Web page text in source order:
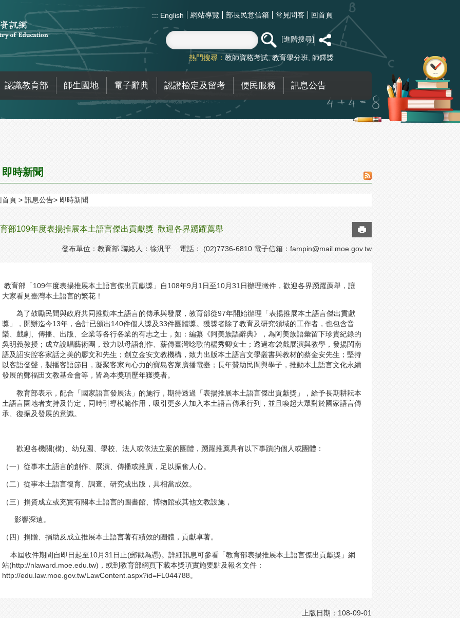
::: English 網站導覽 部長民意信箱 常見問答 回首頁
進階搜尋
熱門搜尋： 教師資格考試 教育學分班 師鐸獎
認識教育部 師生園地 電子辭典 認證檢定及留考 便民服務 訊息公告
即時新聞
首頁 訊息公告 即時新聞
部109年度表揚推展本土語言傑出貢獻獎 歡迎各界踴躍薦舉
發布單位：教育部 聯絡人：徐汎平 電話： (02)7736-6810 電子信箱： fampin@mail.moe.gov.tw
教育部「109年度表揚推展本土語言傑出貢獻獎」自108年9月1日至10月31日辦理徵件，歡迎各界踴躍薦舉，讓
大家看見臺灣本土語言的繁花！
為了鼓勵民間與政府共同推動本土語言的傳承與發展，教育部從97年開始辦理「表揚推展本土語言傑出貢獻
獎」，開辦迄今13年，合計已頒出140件個人獎及33件團體獎。獲獎者除了教育及研究領域的工作者，也包含音
樂、戲劇、傳播、出版、企業等各行各業的有志之士，如：編纂《阿美族語辭典》，為阿美族語彙留下珍貴紀錄的
吳明義教授；成立說唱藝術團，致力以母語創作、薪傳臺灣唸歌的楊秀卿女士；透過布袋戲展演與教學，發揚閩南
語及詔安腔客家話之美的廖文和先生；創立金安文教機構，致力出版本土語言文學叢書與教材的蔡金安先生；堅持
以客語發聲，製播客語節目，凝聚客家向心力的寶島客家廣播電臺；長年贊助民間與學子，推動本土語言文化永續
發展的鄭福田文教基金會等，皆為本獎項歷年獲獎者。
教育部表示，配合「國家語言發展法」的施行，期待透過「表揚推展本土語言傑出貢獻獎」，給予長期耕耘本
土語言園地者支持及肯定，同時引導模範作用，吸引更多人加入本土語言傳承行列，並且喚起大眾對於國家語言傳
承、復振及發展的意識。
歡迎各機關(構)、幼兒園、學校、法人或依法立案的團體，踴躍推薦具有以下事蹟的個人或團體：
（一）從事本土語言的創作、展演、傳播或推廣，足以振奮人心。
（二）從事本土語言復育、調查、研究或出版，具相當成效。
（三）捐資成立或充實有關本土語言的圖書館、博物館或其他文教設施，
影響深遠。
（四）捐贈、捐助及成立推展本土語言著有績效的團體，貢獻卓著。
本屆收件期間自即日起至10月31日止(郵戳為憑)。詳細訊息可參看「教育部表揚推展本土語言傑出貢獻獎」網
站(http://nlaward.moe.edu.tw)，或到教育部網頁下載本獎項實施要點及報名文件：
http://edu.law.moe.gov.tw/LawContent.aspx?id=FL044788。
上版日期：108-09-01